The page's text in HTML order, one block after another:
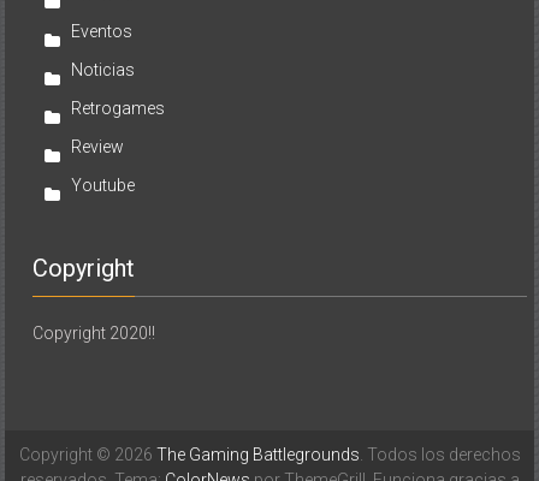
Eventos
Noticias
Retrogames
Review
Youtube
Copyright
Copyright 2020!!
Copyright © 2026 The Gaming Battlegrounds. Todos los derechos